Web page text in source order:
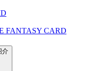
FANTASY CARD
介